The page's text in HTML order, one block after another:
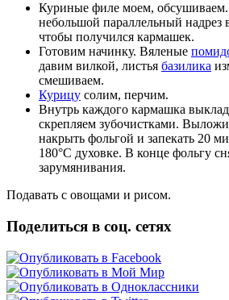
Куриные филе моем,
небольшой параллельный надрез
чтобы получился кармашек.
Готовим начинку. Вяленые
давим вилкой, листья базилика
смешиваем.
Курицу солим, перчим.
Внутрь каждого кармашка
скрепляем зубочистками.
накрыть фольгой и запекать 20
180°C духовке. В конце фольгу
зарумянивания.
Подавать с овощами и рисом.
Поделиться в соц. сетях